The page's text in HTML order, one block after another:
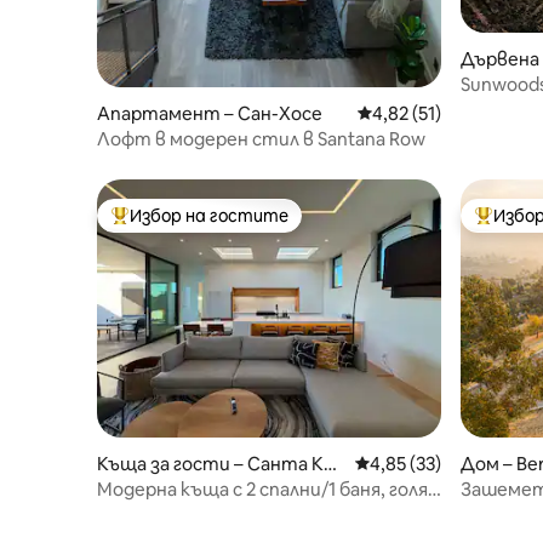
Апартамент – Сан-Хосе Средна оценка: 4,82
4,82 (51)
Лофт в модерен стил в Santana Row
Дървена
Най-популярен избор на гостите
Избор на гостите
Къща за гости – Санта Кла
ра
Средна оценка: 4,85
4,85 (33)
Модерна къща с 2 спални/1 баня, голям
Най-
Дом –